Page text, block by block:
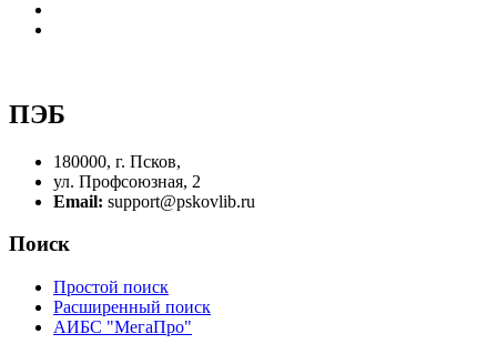
ПЭБ
180000, г. Псков,
ул. Профсоюзная, 2
Email: support@pskovlib.ru
Поиск
Простой поиск
Расширенный поиск
АИБС "МегаПро"